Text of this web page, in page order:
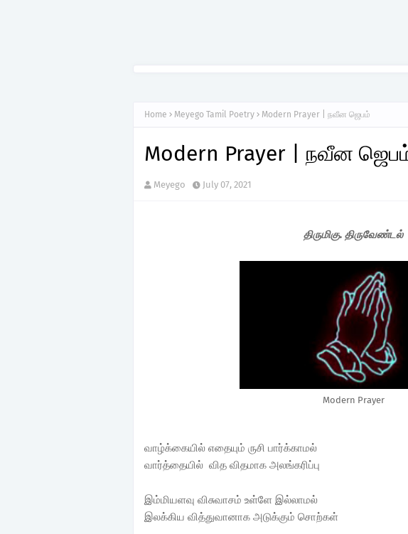
Home Meyego Tamil Poetry Modern Prayer | நவீன ஜெபம்
Modern Prayer | நவீன
Meyego July 07, 2021
திருமிகு. திருவேண்டல்
Modern Prayer
வாழ்க்கையில் எதையும் ருசி பார்க்காமல்
வார்த்தையில் வித விதமாக அலங்கரிப்பு
இம்மியளவு விசுவாசம் உள்ளே இல்லாமல்
இலக்கிய வித்துவானாக அடுக்கும் சொற்கள்